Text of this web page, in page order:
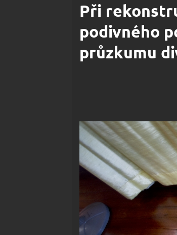
Při
podivného
průzkumu